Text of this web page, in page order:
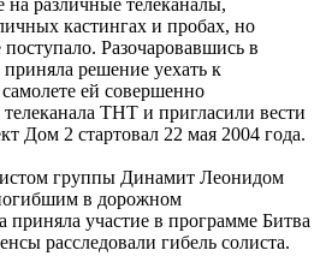
различные телеканалы,
кастингах и пробах, но
Разочаровавшись в
решение уехать к
ей совершенно
ТНТ и пригласили вести
Дом 2 стартовал 22 мая 2004 года.
группы Динамит Леонидом
в дорожном
участие в программе Битва
расследовали гибель солиста.